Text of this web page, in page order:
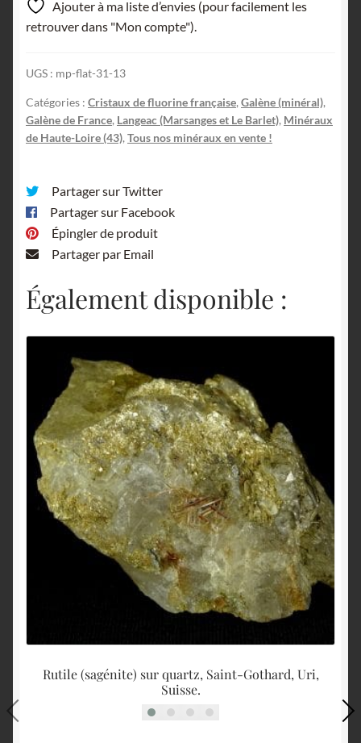
Fluorine
de
Haute-
Loire.
Ajouter à ma liste d’envies (pour facilement les
retrouver dans "Mon compte").
UGS : mp-flat-31-13
Catégories : Cristaux de fluorine française,Galène (minéral),
Galène de France, Langeac (Marsanges et Le Barlet), Minéraux
de Haute-Loire (43),Tous nos minéraux en vente !
Partager sur Twitter
Partager sur Facebook
Épingler de produit
Partager par Email
Également disponible :
Rutile (sagénite) sur quartz, Saint-Gothard, Uri,
Suisse.